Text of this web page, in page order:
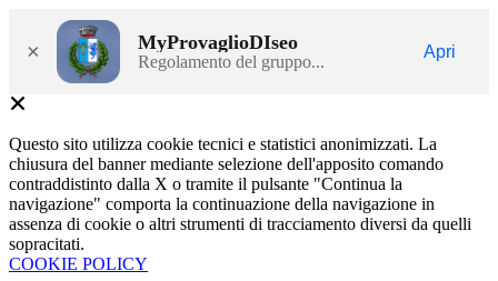
× MyProvaglioDIseo
Regolamento del gruppo...
Apri
Questo sito utilizza cookie tecnici e statistici anonimizzati. La
chiusura del banner mediante selezione dell'apposito comando
contraddistinto dalla X o tramite il pulsante "Continua la
navigazione" comporta la continuazione della navigazione in
assenza di cookie o altri strumenti di tracciamento diversi da quelli
sopracitati.
COOKIE POLICY